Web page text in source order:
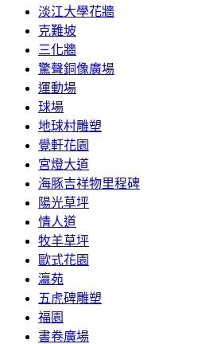
淡江大學花牆
克難坡
三化牆
驚聲銅像廣場
運動場
球場
地球村雕塑
覺軒花園
宮燈大道
海豚吉祥物里程碑
陽光草坪
情人道
牧羊草坪
歐式花園
瀛苑
五虎碑雕塑
福園
書卷廣場